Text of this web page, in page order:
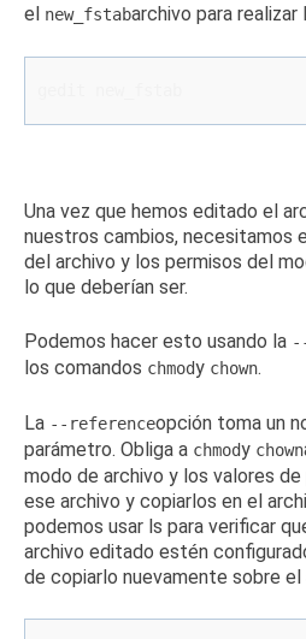
el new_fstabarchivo para
Una vez que hemos editado el
nuestros cambios, necesitamos
del archivo y los permisos del
lo que deberían ser.
Podemos hacer esto usando la
los comandos chmody chown.
La --referenceopción toma un
parámetro. Obliga a chmody chown
modo de archivo y los valores
ese archivo y copiarlos en el
podemos usar ls para verificar
archivo editado estén
de copiarlo nuevamente sobre el